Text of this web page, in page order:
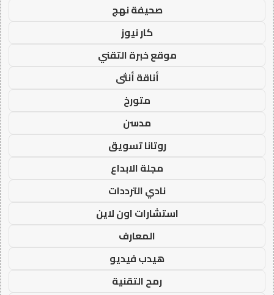
صحيفة نهج
كار نيوز
موقع خبرة التقني
أناقة أنثى
متورخ
مدسن
روتانا تسويق
مجلة الابداع
نادي الترددات
استشارات اون لاين
المعارف
هيدب فيديو
رمح التقنية